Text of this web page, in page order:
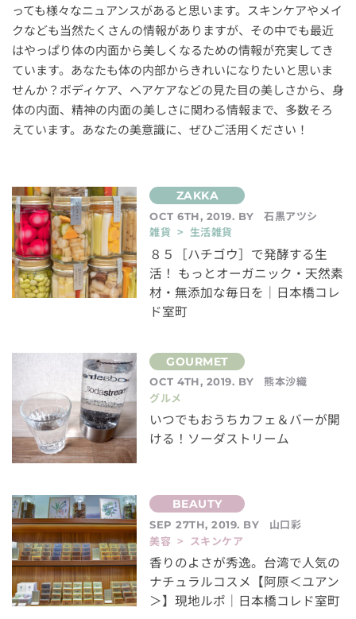
っても様々なニュアンスがあると思います。スキンケアやメイ
クなども当然たくさんの情報がありますが、その中でも最近
はやっぱり体の内面から美しくなるための情報が充実してき
ています。あなたも体の内部からきれいになりたいと思いま
せんか？ボディケア、ヘアケアなどの見た目の美しさから、身
体の内面、精神の内面の美しさに関わる情報まで、多数そろ
えています。あなたの美意識に、ぜひご活用ください！
OCT 6TH, 2019. BY
石黒アツシ
雑貨 > 生活雑貨
８５［ハチゴウ］で発酵する生
活！ もっとオーガニック・天然素
材・無添加な毎日を｜日本橋コレ
ド室町
OCT 4TH, 2019. BY
熊本沙織
グルメ
いつでもおうちカフェ＆バーが開
ける！ソーダストリーム
SEP 27TH, 2019. BY
山口彩
美容 > スキンケア
香りのよさが秀逸。台湾で人気の
ナチュラルコスメ【阿原＜ユアン
＞】現地ルポ｜日本橋コレド室町